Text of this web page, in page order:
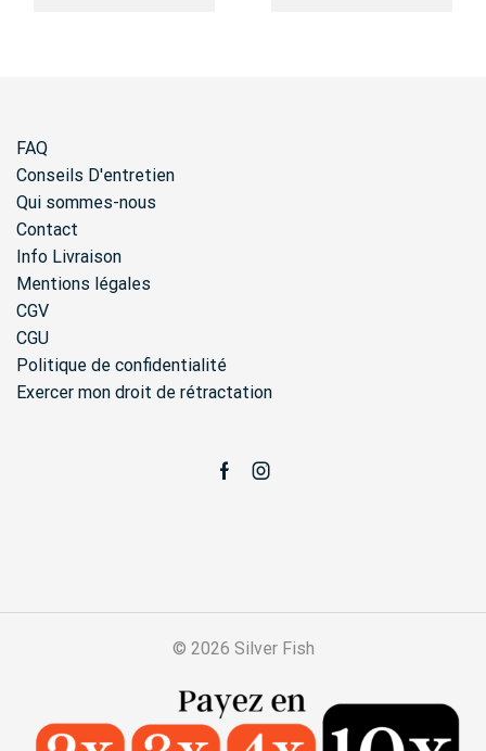
FAQ
Conseils D'entretien
Qui sommes-nous
Contact
Info Livraison
Mentions légales
CGV
CGU
Politique de confidentialité
Exercer mon droit de rétractation
FacebookInstagram
© 2026 Silver Fish